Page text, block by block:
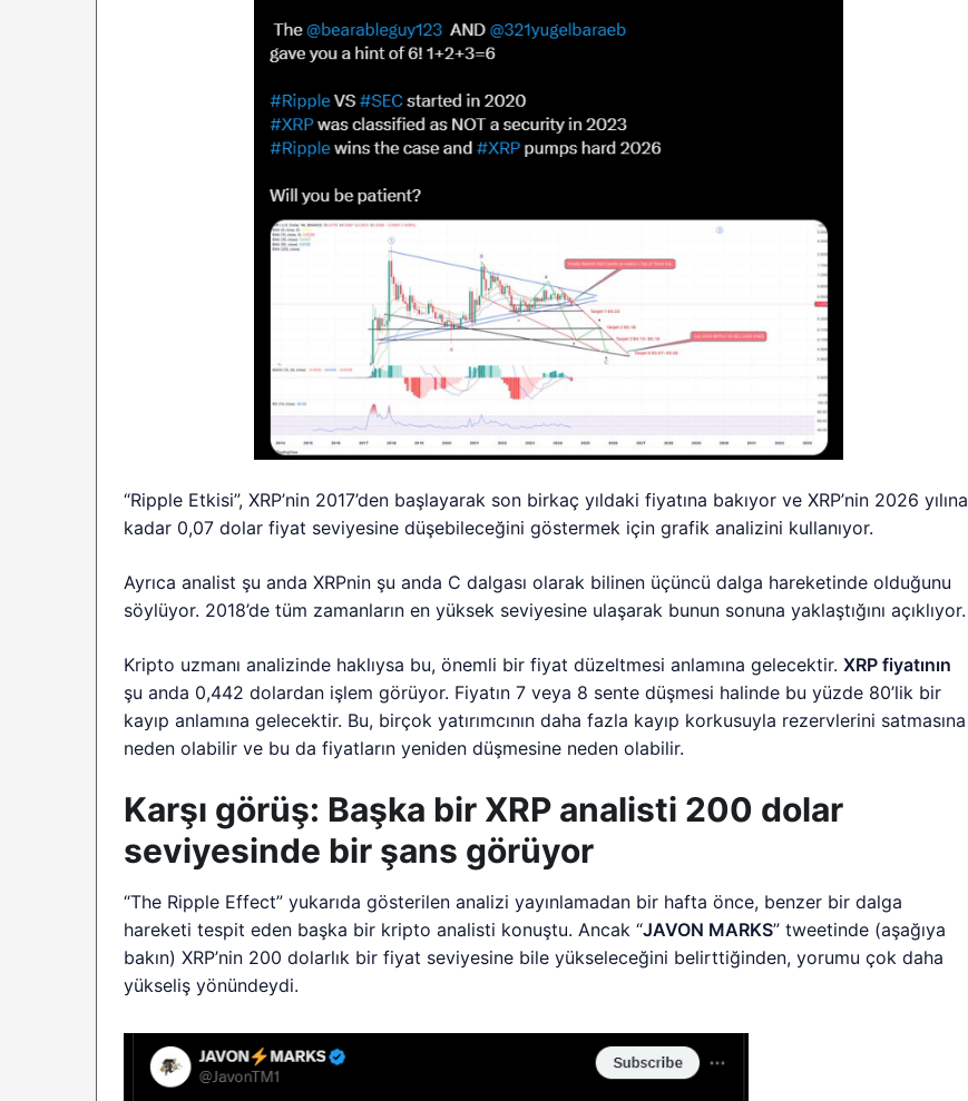
“Ripple Etkisi”, XRP’nin 2017’den başlayarak son birkaç yıldaki fiyatına bakıyor ve XRP’nin 2026 yılına
kadar 0,07 dolar fiyat seviyesine düşebileceğini göstermek için grafik analizini kullanıyor.
Ayrıca analist şu anda XRPnin şu anda C dalgası olarak bilinen üçüncü dalga hareketinde olduğunu
söylüyor. 2018’de tüm zamanların en yüksek seviyesine ulaşarak bunun sonuna yaklaştığını açıklıyor.
Kripto uzmanı analizinde haklıysa bu, önemli bir fiyat düzeltmesi anlamına gelecektir.XRP fiyatının
şu anda 0,442 dolardan işlem görüyor. Fiyatın 7 veya 8 sente düşmesi halinde bu yüzde 80’lik bir
kayıp anlamına gelecektir. Bu, birçok yatırımcının daha fazla kayıp korkusuyla rezervlerini satmasına
neden olabilir ve bu da fiyatların yeniden düşmesine neden olabilir.
Karşı görüş: Başka bir XRP analisti 200 dolar
seviyesinde bir şans görüyor
“The Ripple Effect” yukarıda gösterilen analizi yayınlamadan bir hafta önce, benzer bir dalga
hareketi tespit eden başka bir kripto analisti konuştu. Ancak “JAVON MARKS” tweetinde (aşağıya
bakın) XRP’nin 200 dolarlık bir fiyat seviyesine bile yükseleceğini belirttiğinden, yorumu çok daha
yükseliş yönündeydi.